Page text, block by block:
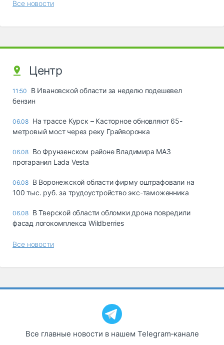
Все новости
Центр
11:50
В Ивановской области за неделю подешевел
бензин
06.08 На трассе Курск – Касторное обновляют 65-
метровый мост через реку Грайворонка
06.08 Во Фрунзенском районе Владимира МАЗ
протаранил Lada Vesta
06.08 В Воронежской области фирму оштрафовали на
100 тыс. руб. за трудоустройство экс-таможенника
06.08 В Тверской области обломки дрона повредили
фасад логокомплекса Wildberries
Все новости
Все главные новости в нашем Telegram‑канале